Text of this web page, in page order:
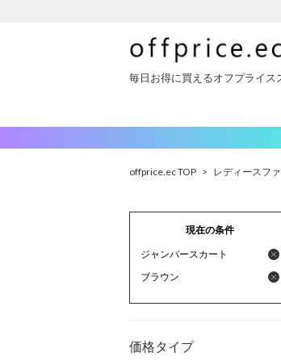
毎日お得に買えるオフプライス
offprice.ec TOP > レディースフ
現在の条件
ジャンパースカート
ブラウン
価格タイプ